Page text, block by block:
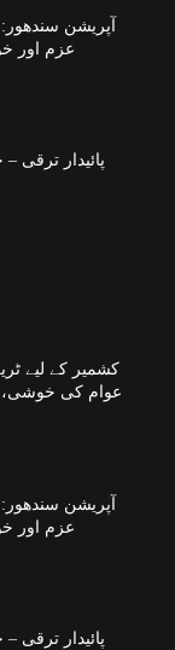
آپریشن سندھور:
عزم اور
پائیدار
کشمیر کے لیے
عوام کی خوشی،
آپریشن سندھور:
عزم اور
پائیدار